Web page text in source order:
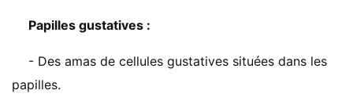
Papilles gustatives :
- Des amas de cellules gustatives situées dans les
papilles.